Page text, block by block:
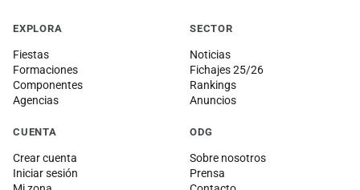
EXPLORA
Fiestas
Formaciones
Componentes
Agencias
SECTOR
Noticias
Fichajes 25/26
Rankings
Anuncios
CUENTA
Crear cuenta
Iniciar sesión
ODG
Sobre nosotros
Prensa